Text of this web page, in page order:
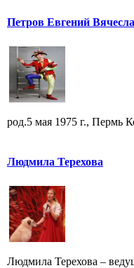
Петров Евгений
род.5 мая 1975 г., Пермь
Людмила Терехова
Людмила Терехова –